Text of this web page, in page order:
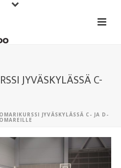
JYVÄSKYLÄSSÄ C-
JYVÄSKYLÄSSÄ C- JA D-